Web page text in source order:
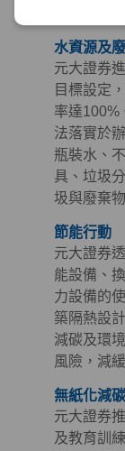
水資源及
元大證券
目標設定
率達100%
法落實於
瓶裝水、
具、垃圾
圾與廢棄
節能行動
元大證券
能設備、
力設備的
築隔熱設
減碳及環
風險，減
無紙化減碳
元大證券
及教育訓